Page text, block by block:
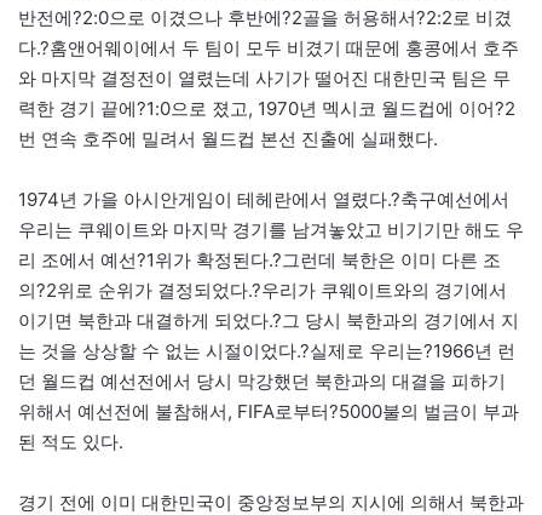
반전에?2:0으로 이겼으나 후반에?2골을 허용해서?2:2로 비겼
다.?홈앤어웨이에서 두 팀이 모두 비겼기 때문에 홍콩에서 호주
와 마지막 결정전이 열렸는데 사기가 떨어진 대한민국 팀은 무
력한 경기 끝에?1:0으로 졌고, 1970년 멕시코 월드컵에 이어?2
번 연속 호주에 밀려서 월드컵 본선 진출에 실패했다.
1974년 가을 아시안게임이 테헤란에서 열렸다.?축구예선에서
우리는 쿠웨이트와 마지막 경기를 남겨놓았고 비기기만 해도 우
리 조에서 예선?1위가 확정된다.?그런데 북한은 이미 다른 조
의?2위로 순위가 결정되었다.?우리가 쿠웨이트와의 경기에서
이기면 북한과 대결하게 되었다.?그 당시 북한과의 경기에서 지
는 것을 상상할 수 없는 시절이었다.?실제로 우리는?1966년 런
던 월드컵 예선전에서 당시 막강했던 북한과의 대결을 피하기
위해서 예선전에 불참해서, FIFA로부터?5000불의 벌금이 부과
된 적도 있다.
경기 전에 이미 대한민국이 중앙정보부의 지시에 의해서 북한과